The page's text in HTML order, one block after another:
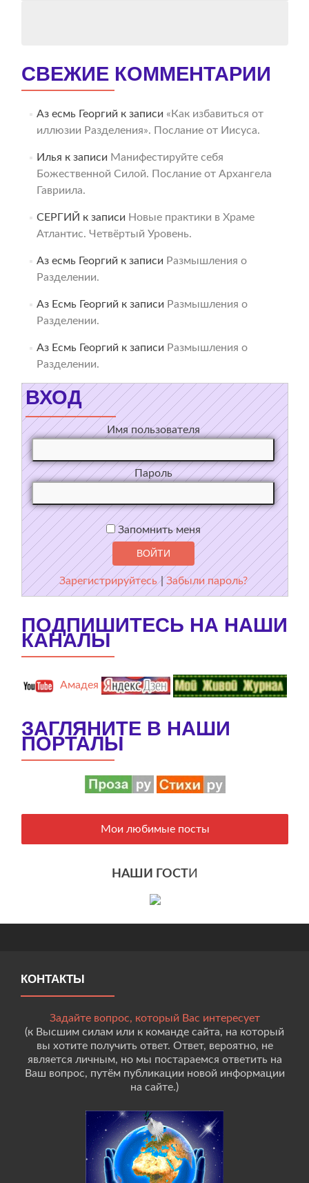
СВЕЖИЕ КОММЕНТАРИИ
Аз есмь Георгий к записи «Как избавиться от
иллюзии Разделения». Послание от Иисуса.
Илья к записи Манифестируйте себя
Божественной Силой. Послание от Архангела
Гавриила.
СЕРГИЙ к записи Новые практики в Храме
Атлантис. Четвёртый Уровень.
Аз есмь Георгий к записи Размышления о
Разделении.
Аз Есмь Георгий к записи Размышления о
Разделении.
Аз Есмь Георгий к записи Размышления о
Разделении.
ВХОД
Имя пользователя
Пароль
Запомнить меня
Зарегистрируйтесь |Забыли пароль?
ПОДПИШИТЕСЬ НА НАШИ
КАНАЛЫ
Амадея
ЗАГЛЯНИТЕ В НАШИ
ПОРТАЛЫ
Мои любимые посты
НАШИ ГОСТИ
КОНТАКТЫ
Задайте вопрос, который Вас интересует
(к Высшим силам или к команде сайта, на который
вы хотите получить ответ. Ответ, вероятно, не
является личным, но мы постараемся ответить на
Ваш вопрос, путём публикации новой информации
на сайте.)